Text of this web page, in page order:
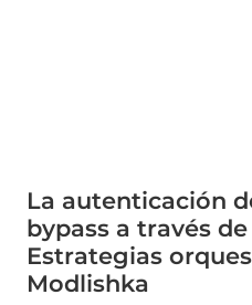
La autenticación
bypass a través
Estrategias
Modlishka